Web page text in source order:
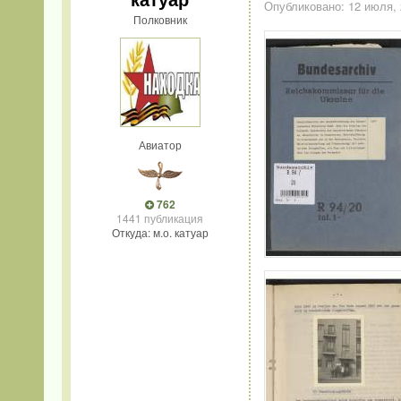
Полковник
Авиатор
762
1441 публикация
Откуда: м.о. катуар
Опубликовано: 12 июля,